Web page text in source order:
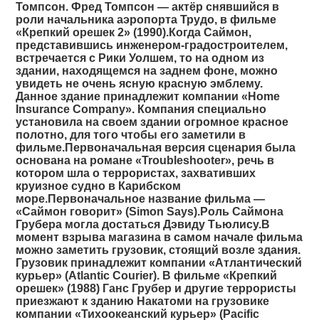
Томпсон. Фред Томпсон — актёр снявшийся в
роли начальника аэропорта Трудо, в фильме
«Крепкий орешек 2» (1990).Когда Саймон,
представившись инженером-градостроителем,
встречается с Рики Уолшем, то на одном из
здании, находящемся на заднем фоне, можно
увидеть не очень ясную красную эмблему.
Данное здание принадлежит компании «Home
Insurance Company». Компания специально
установила на своем здании огромное красное
полотно, для того чтобы его заметили в
фильме.Первоначальная версия сценария была
основана на романе «Troubleshooter», речь в
котором шла о террористах, захвативших
круизное судно в Карибском
море.Первоначальное название фильма —
«Саймон говорит» (Simon Says).Роль Саймона
Грубера могла достаться Дэвиду Тьюлису.В
момент взрыва магазина в самом начале фильма
можно заметить грузовик, стоящий возле здания.
Грузовик принадлежит компании «Атлантический
курьер» (Atlantic Courier). В фильме «Крепкий
орешек» (1988) Ганс Грубер и другие террористы
приезжают к зданию Накатоми на грузовике
компании «Тихоокеанский курьер» (Pacific